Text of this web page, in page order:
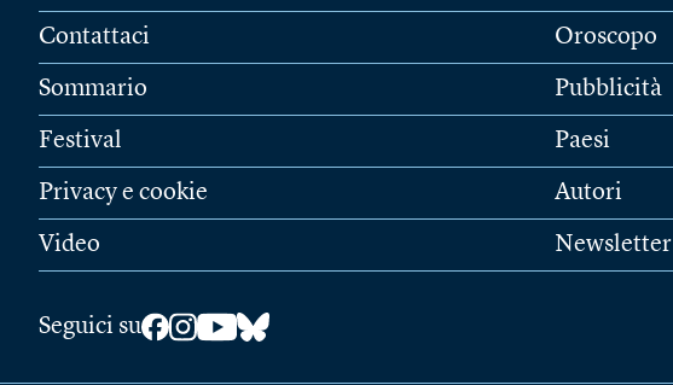
Contattaci
Sommario
Festival
Privacy e cookie
Video
Oroscopo
Pubblicità
Paesi
Autori
Newsletter
Seguici su